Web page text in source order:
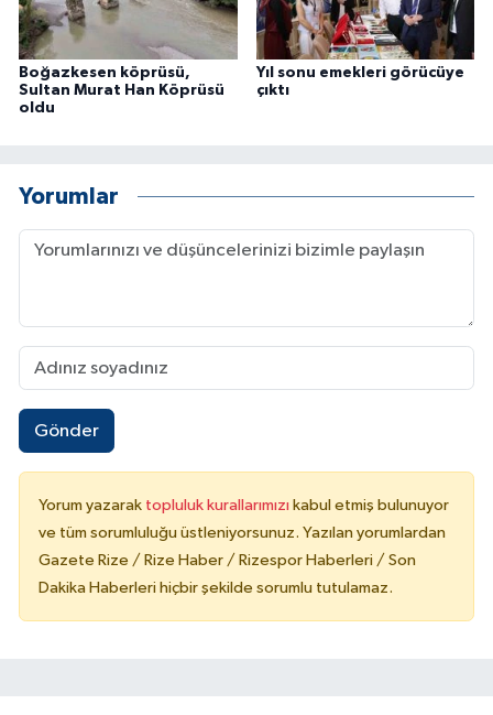
Boğazkesen köprüsü,
Sultan Murat Han Köprüsü
oldu
Yıl sonu emekleri görücüye
çıktı
Yorumlar
Gönder
Yorum yazarak topluluk kurallarımızı kabul etmiş bulunuyor
ve tüm sorumluluğu üstleniyorsunuz. Yazılan yorumlardan
Gazete Rize / Rize Haber / Rizespor Haberleri / Son
Dakika Haberleri hiçbir şekilde sorumlu tutulamaz.